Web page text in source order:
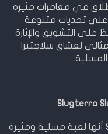
في مغامرات مثيرة.
على تحديات متنوعة
على التشويق والإثارة
لعشاق سلاجتيرا
رأينا في لعبة Slugterra Slug it Out 2 أنها لعبة مسلية ومثيرة